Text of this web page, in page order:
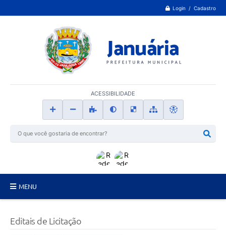
Login / Cadastro
ACESSIBILIDADE
MENU
Editais de Licitação